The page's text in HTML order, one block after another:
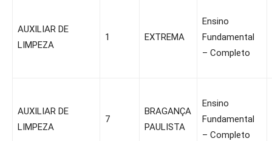
AUXILIAR DE
LIMPEZA
1 EXTREMA
Ensino
Fundamental
– Completo
AUXILIAR DE
LIMPEZA
7
BRAGANÇA
PAULISTA
Ensino
Fundamental
– Completo